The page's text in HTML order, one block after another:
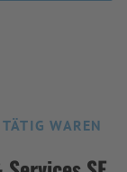
WAREN